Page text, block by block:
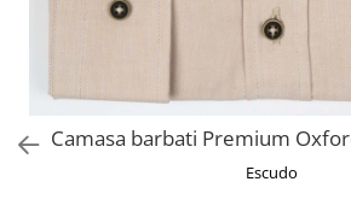
Camasa barbati Premium
Escudo